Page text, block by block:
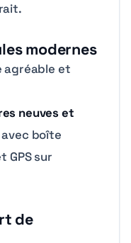
modernes
agréable et
neuves et
avec boîte
GPS sur
de